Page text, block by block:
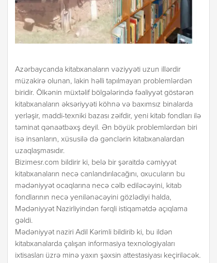
Azərbaycanda kitabxanaların vəziyyəti uzun illərdir
müzakirə olunan, lakin həlli tapılmayan problemlərdən
biridir. Ölkənin müxtəlif bölgələrində fəaliyyət göstərən
kitabxanaların əksəriyyəti köhnə və baxımsız binalarda
yerləşir, maddi-texniki bazası zəifdir, yeni kitab fondları ilə
təminat qənaətbəxş deyil. Ən böyük problemlərdən biri
isə insanların, xüsusilə də gənclərin kitabxanalardan
uzaqlaşmasıdır.
Bizimesr.com bildirir ki, belə bir şəraitdə cəmiyyət
kitabxanaların necə canlandırılacağını, oxucuların bu
mədəniyyət ocaqlarına necə cəlb ediləcəyini, kitab
fondlarının necə yenilənəcəyini gözlədiyi halda,
Mədəniyyət Nazirliyindən fərqli istiqamətdə açıqlama
gəldi.
Mədəniyyət naziri Adil Kərimli bildirib ki, bu ildən
kitabxanalarda çalışan informasiya texnologiyaları
ixtisasları üzrə minə yaxın şəxsin attestasiyası keçiriləcək.